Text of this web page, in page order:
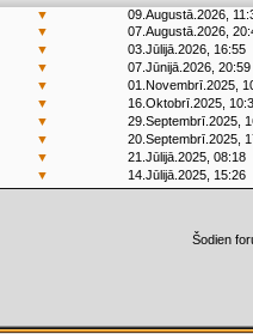
▼
09.Augustā.2026,
▼
07.Augustā.2026,
▼
03.Jūlijā.2026, 16:55
▼
07.Jūnijā.2026, 20:59
▼
01.Novembrī.2025,
▼
16.Oktobrī.2025,
▼
29.Septembrī.2025,
▼
20.Septembrī.2025,
▼
21.Jūlijā.2025, 08:18
▼ 14.Jūlijā.2025, 15:26
Šodien